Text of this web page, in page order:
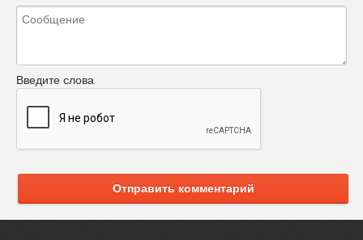
Введите слова
Отправить комментарий